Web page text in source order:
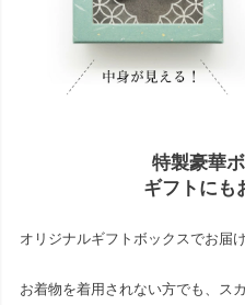
特製豪華
ギフトにも
オリジナルギフトボックスでお届け
お着物を着用されない方でも、ス